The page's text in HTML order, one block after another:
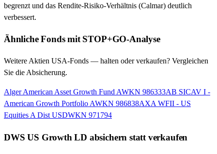
begrenzt und das Rendite-Risiko-Verhältnis (Calmar) deutlich
verbessert.
Ähnliche Fonds mit STOP+GO-Analyse
Weitere Aktien USA-Fonds — halten oder verkaufen? Vergleichen
Sie die Absicherung.
Alger American Asset Growth Fund AWKN 986333AB SICAV I -
American Growth Portfolio AWKN 986838AXA WFII - US
Equities A Dist USDWKN 971794
DWS US Growth LD absichern statt verkaufen